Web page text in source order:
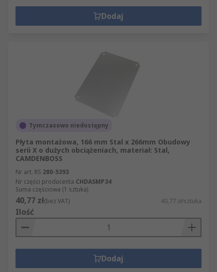
Dodaj
Tymczasowo niedostępny
Płyta montażowa, 166 mm Stal x 266mm Obudowy
serii X o dużych obciążeniach, materiał: Stal,
CAMDENBOSS
Nr art. RS 280-5393
Nr części producenta CHDASMP34
Suma częściowa (1 sztuka)
40,77 zł(bez VAT) 40,77 zł/sztuka
Ilość
Dodaj